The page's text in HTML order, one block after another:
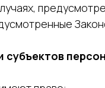
субъектов